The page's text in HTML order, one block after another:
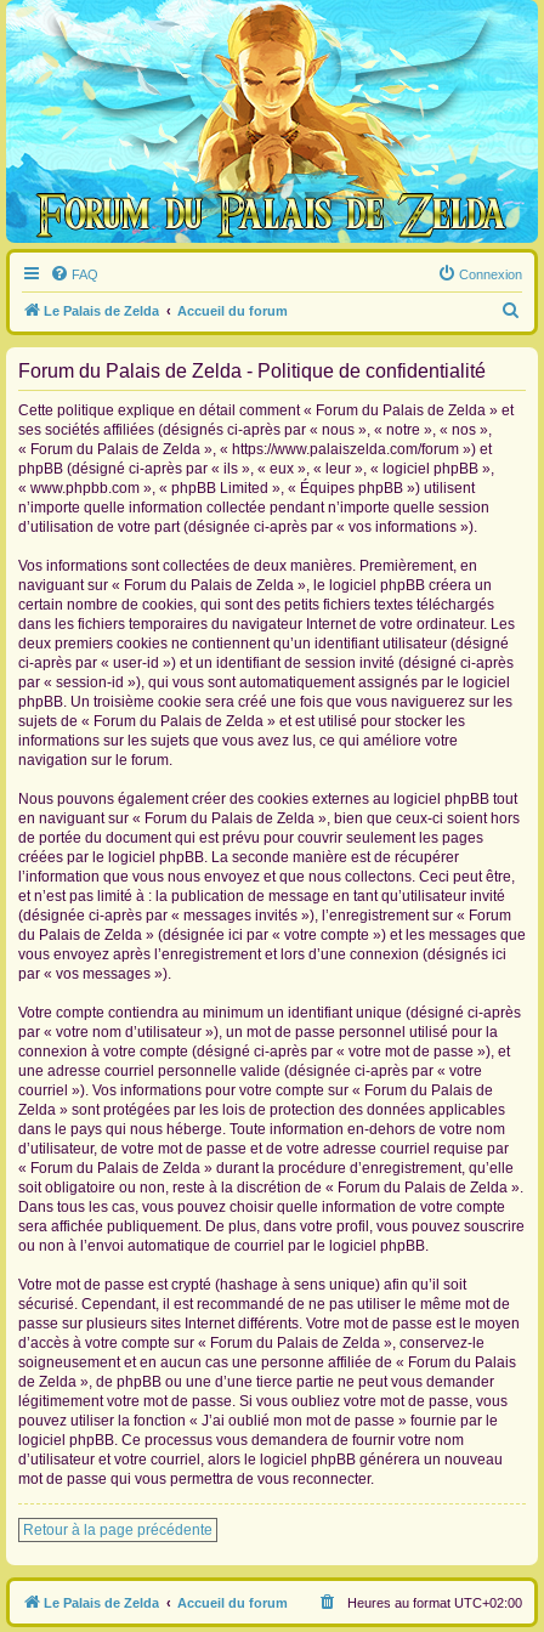
FAQ Connexion
Le Palais de Zelda Accueil du forum
e
Forum du Palais de Zelda - Politique de confidentialité
Cette politique explique en détail comment « Forum du Palais de Zelda » et
ses sociétés affiliées (désignés ci-après par « nous », « notre », « nos »,
« Forum du Palais de Zelda », « https://www.palaiszelda.com/forum ») et
phpBB (désigné ci-après par « ils », « eux », « leur », « logiciel phpBB »,
« www.phpbb.com », « phpBB Limited », « Équipes phpBB ») utilisent
n’importe quelle information collectée pendant n’importe quelle session
d’utilisation de votre part (désignée ci-après par « vos informations »).
Vos informations sont collectées de deux manières. Premièrement, en
naviguant sur « Forum du Palais de Zelda », le logiciel phpBB créera un
certain nombre de cookies, qui sont des petits fichiers textes téléchargés
dans les fichiers temporaires du navigateur Internet de votre ordinateur. Les
deux premiers cookies ne contiennent qu’un identifiant utilisateur (désigné
ci-après par « user-id ») et un identifiant de session invité (désigné ci-après
par « session-id »), qui vous sont automatiquement assignés par le logiciel
phpBB. Un troisième cookie sera créé une fois que vous naviguerez sur les
sujets de « Forum du Palais de Zelda » et est utilisé pour stocker les
informations sur les sujets que vous avez lus, ce qui améliore votre
navigation sur le forum.
Nous pouvons également créer des cookies externes au logiciel phpBB tout
en naviguant sur « Forum du Palais de Zelda », bien que ceux-ci soient hors
de portée du document qui est prévu pour couvrir seulement les pages
créées par le logiciel phpBB. La seconde manière est de récupérer
l’information que vous nous envoyez et que nous collectons. Ceci peut être,
et n’est pas limité à : la publication de message en tant qu’utilisateur invité
(désignée ci-après par « messages invités »), l’enregistrement sur « Forum
du Palais de Zelda » (désignée ici par « votre compte ») et les messages que
vous envoyez après l’enregistrement et lors d’une connexion (désignés ici
par « vos messages »).
Votre compte contiendra au minimum un identifiant unique (désigné ci-après
par « votre nom d’utilisateur »), un mot de passe personnel utilisé pour la
connexion à votre compte (désigné ci-après par « votre mot de passe »), et
une adresse courriel personnelle valide (désignée ci-après par « votre
courriel »). Vos informations pour votre compte sur « Forum du Palais de
Zelda » sont protégées par les lois de protection des données applicables
dans le pays qui nous héberge. Toute information en-dehors de votre nom
d’utilisateur, de votre mot de passe et de votre adresse courriel requise par
« Forum du Palais de Zelda » durant la procédure d’enregistrement, qu’elle
soit obligatoire ou non, reste à la discrétion de « Forum du Palais de Zelda ».
Dans tous les cas, vous pouvez choisir quelle information de votre compte
sera affichée publiquement. De plus, dans votre profil, vous pouvez souscrire
ou non à l’envoi automatique de courriel par le logiciel phpBB.
Votre mot de passe est crypté (hashage à sens unique) afin qu’il soit
sécurisé. Cependant, il est recommandé de ne pas utiliser le même mot de
passe sur plusieurs sites Internet différents. Votre mot de passe est le moyen
d’accès à votre compte sur « Forum du Palais de Zelda », conservez-le
soigneusement et en aucun cas une personne affiliée de « Forum du Palais
de Zelda », de phpBB ou une d’une tierce partie ne peut vous demander
légitimement votre mot de passe. Si vous oubliez votre mot de passe, vous
pouvez utiliser la fonction « J’ai oublié mon mot de passe » fournie par le
logiciel phpBB. Ce processus vous demandera de fournir votre nom
d’utilisateur et votre courriel, alors le logiciel phpBB générera un nouveau
mot de passe qui vous permettra de vous reconnecter.
Retour à la page précédente
Le Palais de Zelda Accueil du forum Heures au format UTC+02:00